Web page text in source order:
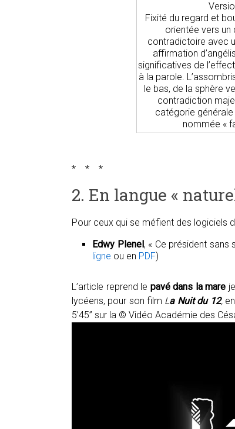
Fixité du regard et
orientée vers
contradictoire avec
affirmation
significatives de
à la parole.
le bas, de la sphère
contradiction
catégorie
nommée «
* * *
2. En langue «
Pour ceux qui se méfient des logiciels
Edwy Plenel, « Ce président sans
ligne ou en PDF)
L’article reprend le pavé dans la mare
lycéens, pour son film La Nuit du 12,
5’45” sur la © Vidéo Académie des